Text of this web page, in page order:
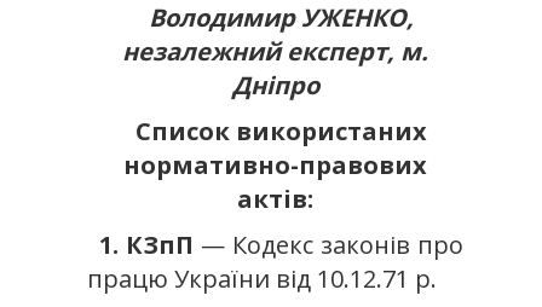
Володимир УЖЕНКО,
незалежний експерт, м.
Дніпро
Список використаних
нормативно-правових
актів:
1. КЗпП — Кодекс законів про
працю України від 10.12.71 р.